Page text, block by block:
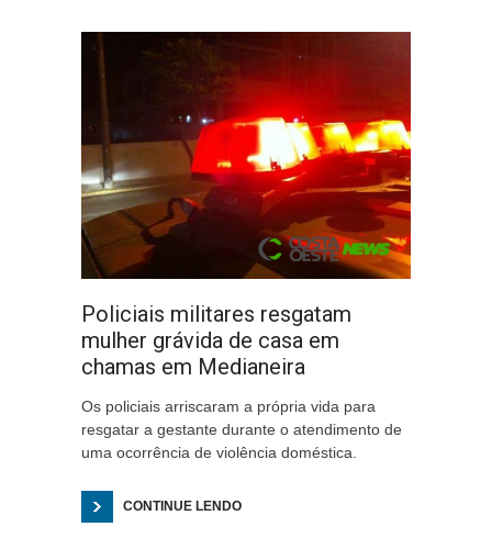
Policiais militares resgatam
mulher grávida de casa em
chamas em Medianeira
Os policiais arriscaram a própria vida para
resgatar a gestante durante o atendimento de
uma ocorrência de violência doméstica.
CONTINUE LENDO